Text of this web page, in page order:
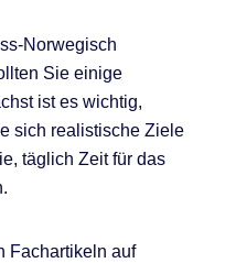
Norwegisch
Sie einige
ist es wichtig,
sich realistische Ziele
täglich Zeit für das
Fachartikeln auf